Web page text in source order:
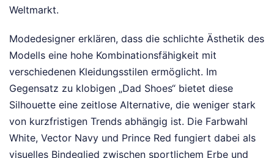
Weltmarkt.
Modedesigner erklären, dass die schlichte Ästhetik des
Modells eine hohe Kombinationsfähigkeit mit
verschiedenen Kleidungsstilen ermöglicht. Im
Gegensatz zu klobigen „Dad Shoes“ bietet diese
Silhouette eine zeitlose Alternative, die weniger stark
von kurzfristigen Trends abhängig ist. Die Farbwahl
White, Vector Navy und Prince Red fungiert dabei als
visuelles Bindeglied zwischen sportlichem Erbe und